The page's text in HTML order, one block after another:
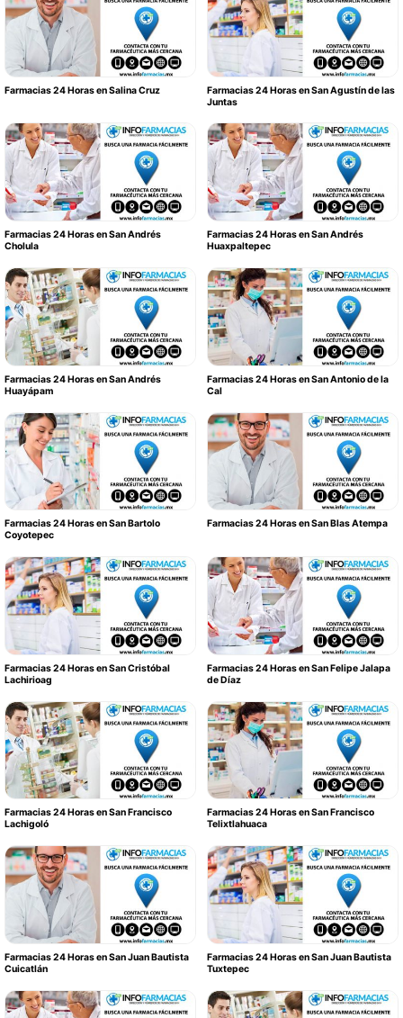
Farmacias 24 Horas en Salina Cruz
Farmacias 24 Horas en San Agustín de las
Juntas
Farmacias 24 Horas en San Andrés
Cholula
Farmacias 24 Horas en San Andrés
Huaxpaltepec
Farmacias 24 Horas en San Andrés
Huayápam
Farmacias 24 Horas en San Antonio de la
Cal
Farmacias 24 Horas en San Bartolo
Coyotepec
Farmacias 24 Horas en San Blas Atempa
Farmacias 24 Horas en San Cristóbal
Lachirioag
Farmacias 24 Horas en San Felipe Jalapa
de Díaz
Farmacias 24 Horas en San Francisco
Lachigoló
Farmacias 24 Horas en San Francisco
Telixtlahuaca
Farmacias 24 Horas en San Juan Bautista
Cuicatlán
Farmacias 24 Horas en San Juan Bautista
Tuxtepec